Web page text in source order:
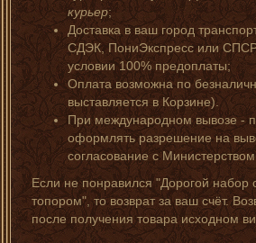
курьер;
Доставка в ваш город
СДЭК, ПониЭкспресс или
условии 100% предоплаты;
Оплата возможна по
выставляется в Корзине).
При международном вывозе -
оформлять разрешение на
согласование с
Если не понравился "Дорогой набор
топором", то возврат за ваш счёт.
после получения товара исходном